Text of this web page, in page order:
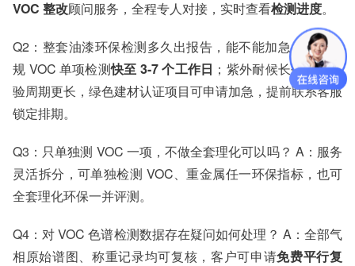
VOC 整改顾问服务，全程专人对接，实时查看检测进度。
Q2：整套油漆环保检测多久出报告，能不能加急？ A：常
规 VOC 单项检测快至 3-7 个工作日 ；紫外耐候长效老化试
验周期更长，绿色建材认证项目可申请加急，提前联系客服
锁定排期。
Q3：只单独测 VOC 一项，不做全套理化可以吗？ A：服务
灵活拆分，可单独检测 VOC、重金属任一环保指标，也可
全套理化环保一并评测。
Q4：对 VOC 色谱检测数据存在疑问如何处理？ A：全部气
相原始谱图、称重记录均可复核，客户可申请免费平行复